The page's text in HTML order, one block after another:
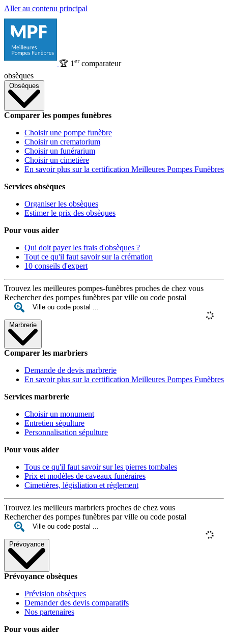
Aller au contenu principal
🏆 1 ercomparateur
obsèques
Obsèques
Comparer les pompes funèbres
Choisir une pompe funèbre
Choisir un crematorium
Choisir un funérarium
Choisir un cimetière
En savoir plus sur la certification Meilleures Pompes Funèbres
Services obsèques
Organiser les obsèques
Estimer le prix des obsèques
Pour vous aider
Qui doit payer les frais d'obsèques ?
Tout ce qu'il faut savoir sur la crémation
10 conseils d'expert
Trouvez les meilleures pompes-funèbres proches de chez vous
Rechercher des pompes funèbres par ville ou code postal
Marbrerie
Comparer les marbriers
Demande de devis marbrerie
En savoir plus sur la certification Meilleures Pompes Funèbres
Services marbrerie
Choisir un monument
Entretien sépulture
Personnalisation sépulture
Pour vous aider
Tous ce qu'il faut savoir sur les pierres tombales
Prix et modèles de caveaux funéraires
Cimetières, législiation et réglement
Trouvez les meilleurs marbriers proches de chez vous
Rechercher des pompes funèbres par ville ou code postal
Prévoyance
Prévoyance obsèques
Prévision obsèques
Demander des devis comparatifs
Nos partenaires
Pour vous aider